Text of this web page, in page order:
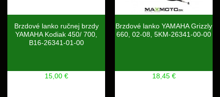
Brzdové lanko ručnej brzdy
YAMAHA Kodiak 450/ 700,
B16-26341-01-00
15,00 €
Brzdové lanko YAMAHA Grizzly
660, 02-08, 5KM-26341-00-00
18,45 €